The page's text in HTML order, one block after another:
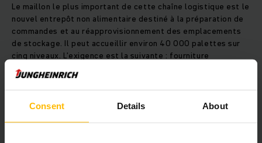
Consent Details About
Le maillon le plus important de cette chaîne logistique est le
nouvel entrepôt non alimentaire destiné à la préparation de
commandes et au réapprovisionnement des emplacements
de stockage. Il peut accueillir environ 40 000 palettes sur
cinq niveaux. L’exigence est la suivante : fourniture
quotidienne et complète de tous les clients du groupement
d’entreprises. Migros MVN était donc à la recherche d'un
fournisseur en mesure de lui proposer une solution complète
: nous avons su le convaincre. Migros a commandé tout notre